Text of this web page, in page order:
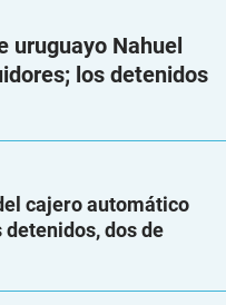
uruguayo Nahuel
los detenidos
cajero automático
dos de